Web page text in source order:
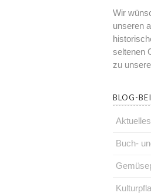
Wir
unseren
seltenen
zu
BLOG-
Aktuelles
Buch-